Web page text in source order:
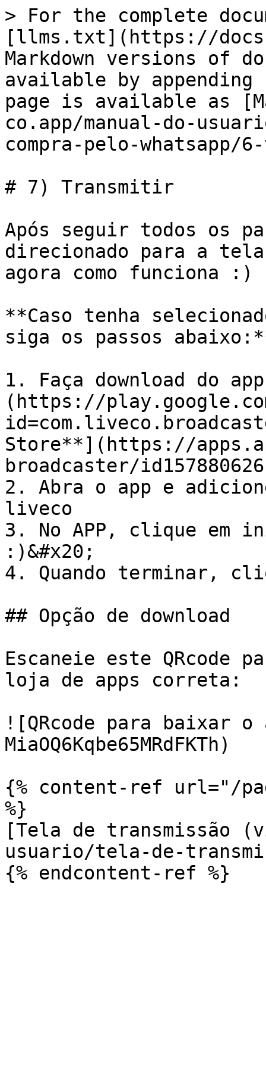
> For the complete
[llms.txt](https://
Markdown versions of
available by
page is available as
co.app/manual-do-
compra-pelo-
# 7) Transmitir
Após seguir todos os
direcionado para a tela
agora como funciona :)
**Caso tenha
siga os passos
1. Faça download do
(https://
Store**](https://
broadcaster/
2. Abra o app e
liveco
3. No APP, clique em
:)&#x20;
4. Quando terminar,
## Opção de download
Escaneie este QRcode
loja de apps correta:
![QRcode para
MiaOQ6Kqbe65MRdFKTh)
{% content-ref url="/
%}
[Tela de transmissão
usuario/tela-de-